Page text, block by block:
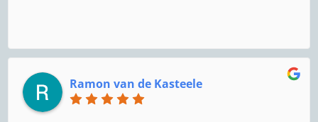
maken.
Ramon van de Kasteele